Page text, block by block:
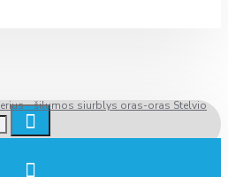
- šilumos siurblys oras-oras Stelvio